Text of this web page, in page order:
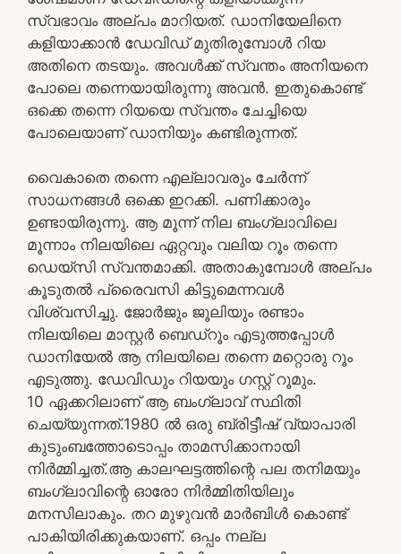
സ്വഭാവം അല്പം മാറിയത്. ഡാനിയേലിനെ
കളിയാക്കാൻ ഡേവിഡ് മുതിരുമ്പോൾ റിയ
അതിനെ തടയും. അവൾക്ക് സ്വന്തം അനിയനെ
പോലെ തന്നെയായിരുന്നു അവൻ. ഇതുകൊണ്ട്
ഒക്കെ തന്നെ റിയയെ സ്വന്തം ചേച്ചിയെ
പോലെയാണ് ഡാനിയും കണ്ടിരുന്നത്.
വൈകാതെ തന്നെ എല്ലാവരും ചേർന്ന്
സാധനങ്ങൾ ഒക്കെ ഇറക്കി. പണിക്കാരും
ഉണ്ടായിരുന്നു. ആ മൂന്ന് നില ബംഗ്ലാവിലെ
മൂന്നാം നിലയിലെ ഏറ്റവും വലിയ റൂം തന്നെ
ഡെയ്സി സ്വന്തമാക്കി. അതാകുമ്പോൾ അല്പം
കൂടുതൽ പ്രൈവസി കിട്ടുമെന്നവൾ
വിശ്വസിച്ചു. ജോർജും ജൂലിയും രണ്ടാം
നിലയിലെ മാസ്റ്റർ ബെഡ്‌റൂം എടുത്തപ്പോൾ
ഡാനിയേൽ ആ നിലയിലെ തന്നെ മറ്റൊരു റൂം
എടുത്തു. ഡേവിഡും റിയയും ഗസ്റ്റ് റൂമും.
10 ഏക്കറിലാണ് ആ ബംഗ്ലാവ് സ്ഥിതി
ചെയ്യുന്നത്.1980 ൽ ഒരു ബ്രിട്ടീഷ് വ്യാപാരി
കുടുംബത്തോടൊപ്പം താമസിക്കാനായി
നിർമ്മിച്ചത്.ആ കാലഘട്ടത്തിന്റെ പല തനിമയും
ബംഗ്ലാവിന്റെ ഓരോ നിർമ്മിതിയിലും
മനസിലാകും. തറ മുഴുവൻ മാർബിൾ കൊണ്ട്
പാകിയിരിക്കുകയാണ്. ഒപ്പം നല്ല